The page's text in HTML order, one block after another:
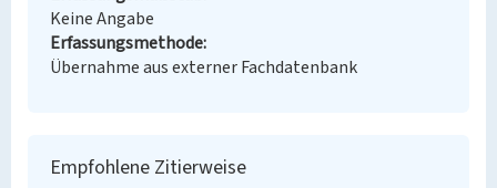
Keine Angabe
Erfassungsmethode
Übernahme aus externer Fachdatenbank
Empfohlene Zitierweise